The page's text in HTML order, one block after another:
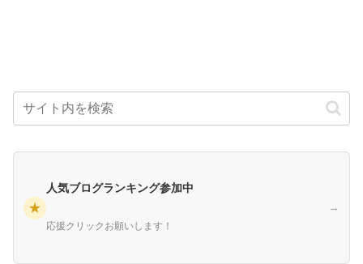
★
人気ブログランキング参加中
応援クリックお願いします！
→